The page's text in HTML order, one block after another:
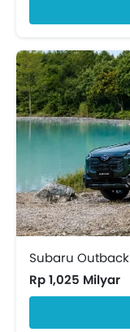
Subaru Outback
Rp 1,025 Milyar